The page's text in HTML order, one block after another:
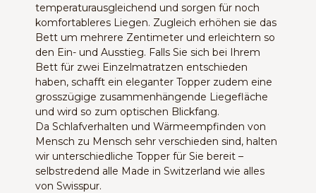
temperaturausgleichend und sorgen für noch
komfortableres Liegen. Zugleich erhöhen sie das
Bett um mehrere Zentimeter und erleichtern so
den Ein- und Ausstieg. Falls Sie sich bei Ihrem
Bett für zwei Einzelmatratzen entschieden
haben, schafft ein eleganter Topper zudem eine
grosszügige zusammenhängende Liegefläche
und wird so zum optischen Blickfang.
Da Schlafverhalten und Wärmeempfinden von
Mensch zu Mensch sehr verschieden sind, halten
wir unterschiedliche Topper für Sie bereit –
selbstredend alle Made in Switzerland wie alles
von Swisspur.